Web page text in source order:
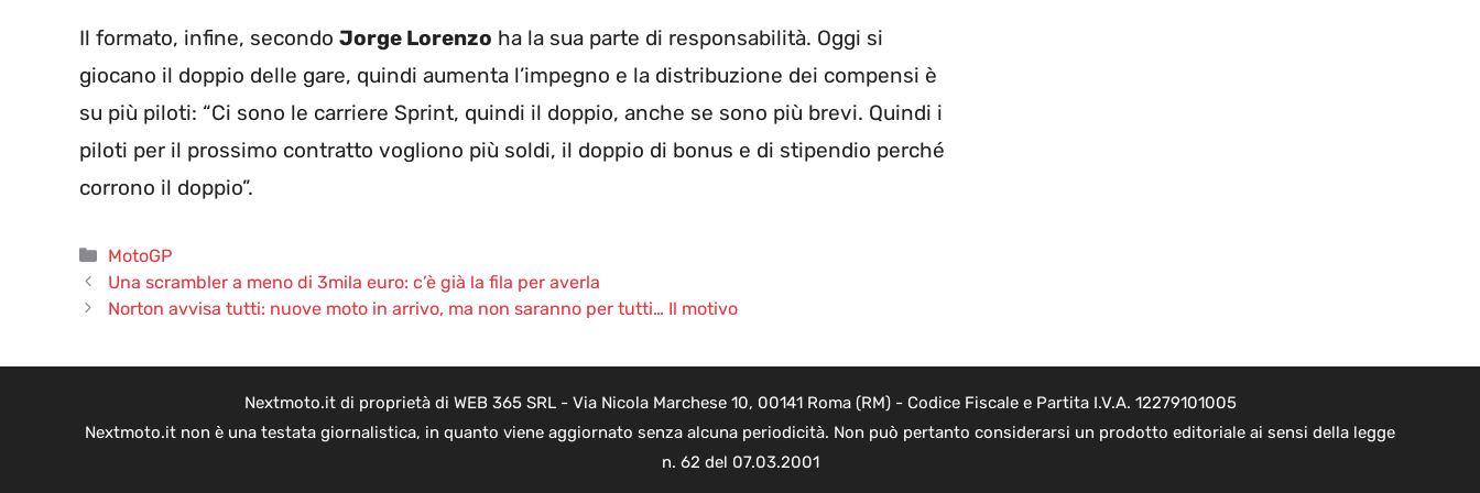
Il formato, infine, secondo Jorge Lorenzo ha la sua parte di responsabilità. Oggi si
giocano il doppio delle gare, quindi aumenta l’impegno e la distribuzione dei compensi è
su più piloti: “Ci sono le carriere Sprint, quindi il doppio, anche se sono più brevi. Quindi i
piloti per il prossimo contratto vogliono più soldi, il doppio di bonus e di stipendio perché
corrono il doppio”.
Categorie
MotoGP
Una scrambler a meno di 3mila euro: c’è già la fila per averla
Norton avvisa tutti: nuove moto in arrivo, ma non saranno per tutti… Il motivo
Nextmoto.it di proprietà di WEB 365 SRL - Via Nicola Marchese 10, 00141 Roma (RM) - Codice Fiscale e Partita I.V.A. 12279101005
Nextmoto.it non è una testata giornalistica, in quanto viene aggiornato senza alcuna periodicità. Non può pertanto considerarsi un prodotto editoriale ai sensi della legge
n. 62 del 07.03.2001